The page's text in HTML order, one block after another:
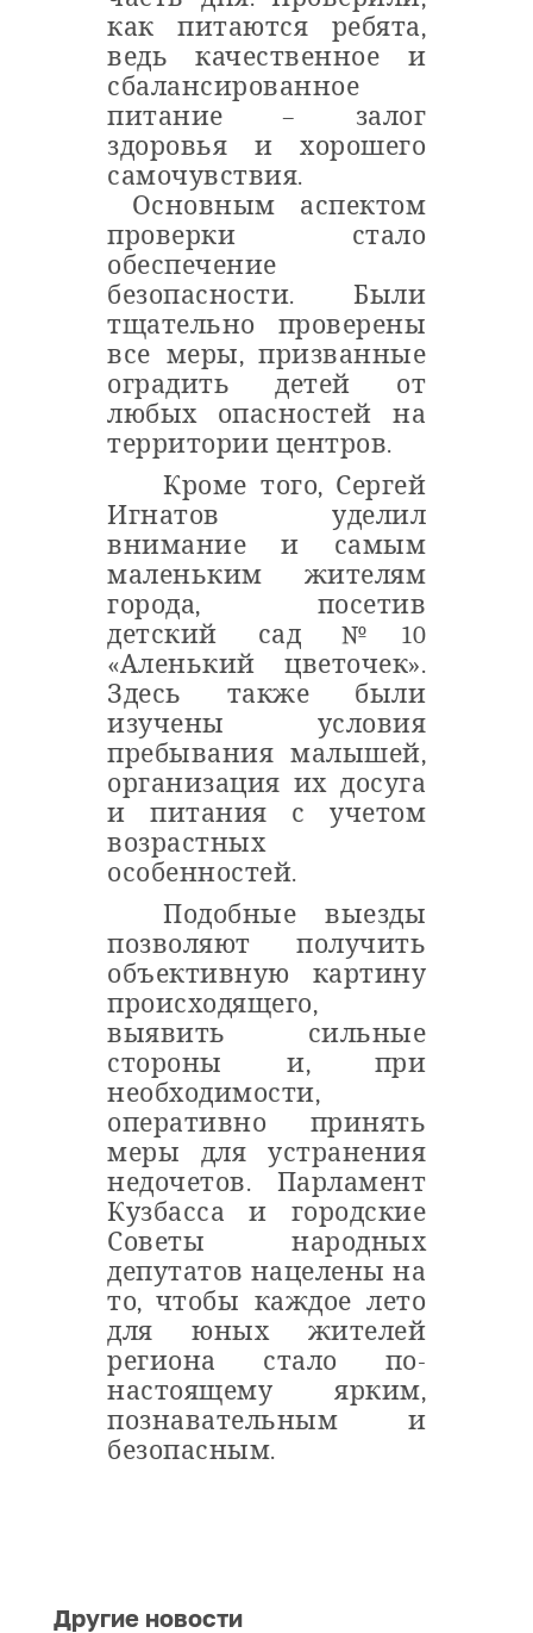
как питаются ребята,
ведь качественное и
сбалансированное
питание – залог
здоровья и хорошего
самочувствия.
Основным аспектом
проверки стало
обеспечение
безопасности.
Были
тщательно проверены
все меры, призванные
оградить детей от
любых опасностей на
территории центров.
Кроме того, Сергей
Игнатов уделил
внимание и самым
маленьким жителям
города, посетив
детский сад №10
«Аленький цветочек».
Здесь также были
изучены условия
пребывания малышей,
организация их досуга
и питания с учетом
возрастных
особенностей.
Подобные выезды
позволяют получить
объективную картину
происходящего,
выявить сильные
стороны и, при
необходимости,
оперативно принять
меры для устранения
недочетов. Парламент
Кузбасса и городские
Советы народных
депутатов нацелены на
то, чтобы каждое лето
для юных жителей
региона стало по-
настоящему ярким,
познавательным и
безопасным.
Другие новости